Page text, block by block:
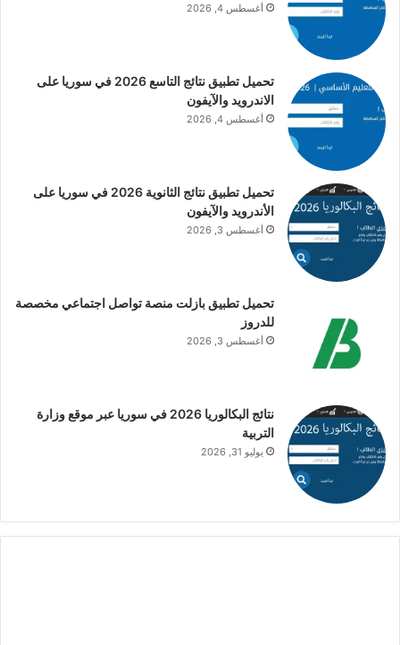
أغسطس 4, 2026
تحميل تطبيق نتائج التاسع 2026 في سوريا على
الاندرويد والآيفون
أغسطس 4, 2026
تحميل تطبيق نتائج الثانوية 2026 في سوريا على
الأندرويد والآيفون
أغسطس 3, 2026
تحميل تطبيق بازلت منصة تواصل اجتماعي مخصصة
للدروز
أغسطس 3, 2026
نتائج البكالوريا 2026 في سوريا عبر موقع وزارة
التربية
يوليو 31, 2026